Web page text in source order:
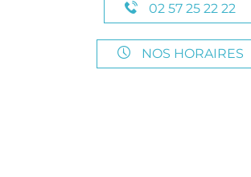
02 57 25 22 22
NOS HORAIRES